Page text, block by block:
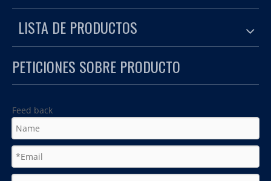
LISTA DE PRODUCTOS
PETICIONES SOBRE PRODUCTO
Feed back